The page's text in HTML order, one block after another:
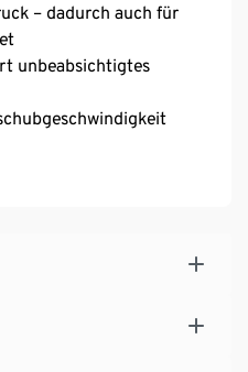
– dadurch auch für
unbeabsichtigtes
von verklebten
im Lieferumfang